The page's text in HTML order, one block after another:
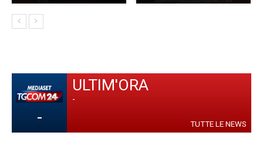
-
ULTIM'ORA
-
TUTTE LE NEWS